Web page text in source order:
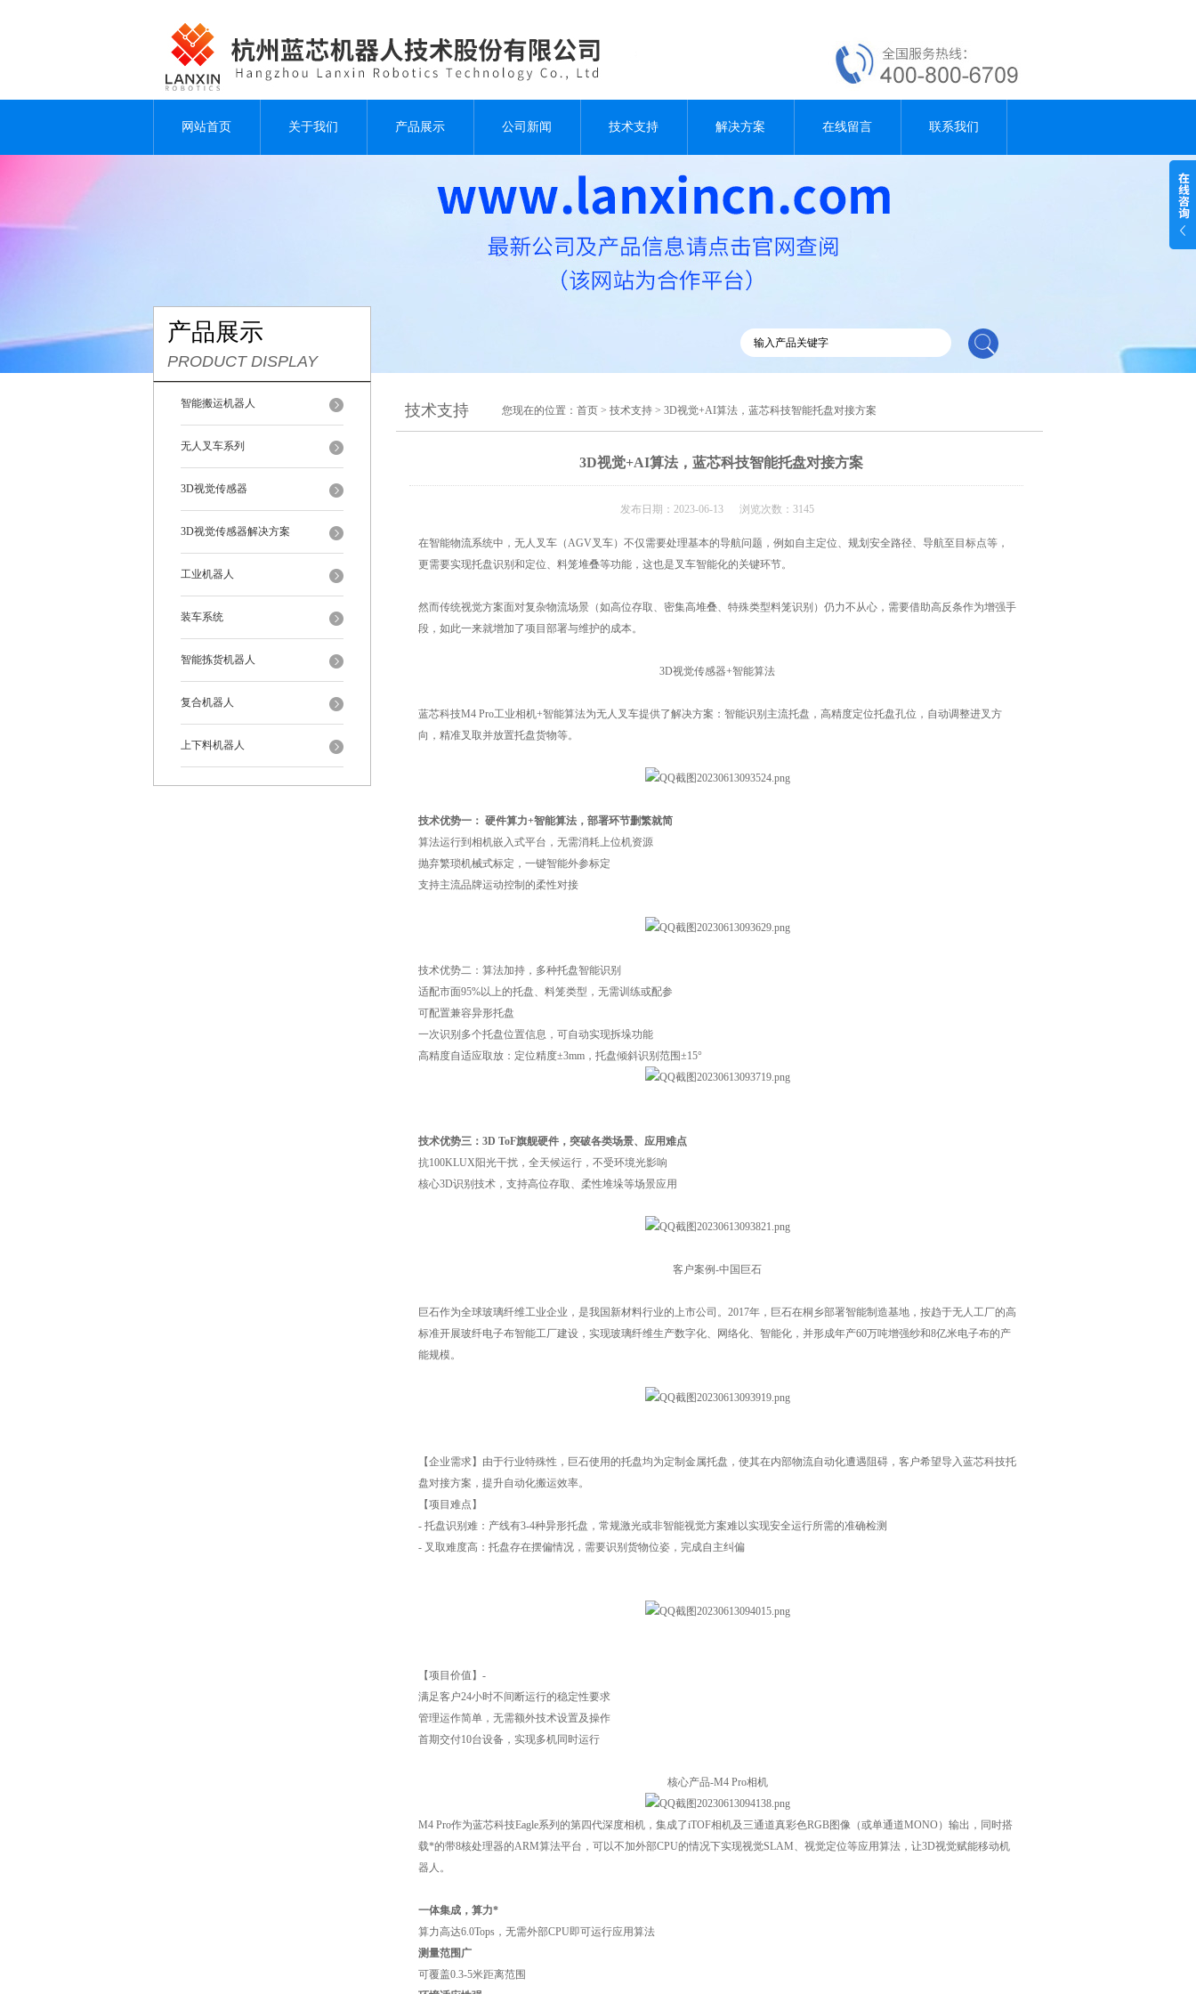
网站首页 关于我们 产品展示 公司新闻 技术支持 解决方案 在线留言 联系我们
产品展示
PRODUCT DISPLAY
智能搬运机器人
无人叉车系列
3D视觉传感器
3D视觉传感器解决方案
工业机器人
装车系统
智能拣货机器人
复合机器人
上下料机器人
技术支持 您现在的位置： 首页 > 技术支持 > 3D视觉+AI算法，蓝芯科技智能托盘对接方案
3D视觉+AI算法，蓝芯科技智能托盘对接方案
发布日期：2023-06-13 浏览次数：3145
在智能物流系统中，无人叉车（AGV叉车）不仅需要处理基本的导航问题，例如自主定位、规划安全路径、导航至目标点等，
更需要实现托盘识别和定位、料笼堆叠等功能，这也是叉车智能化的关键环节。
然而传统视觉方案面对复杂物流场景（如高位存取、密集高堆叠、特殊类型料笼识别）仍力不从心，需要借助高反条作为增强手
段，如此一来就增加了项目部署与维护的成本。
3D视觉传感器+智能算法
蓝芯科技M4 Pro工业相机+智能算法为无人叉车提供了解决方案：智能识别主流托盘，高精度定位托盘孔位，自动调整进叉方
向，精准叉取并放置托盘货物等。
技术优势一： 硬件算力+智能算法，部署环节删繁就简
算法运行到相机嵌入式平台，无需消耗上位机资源
抛弃繁琐机械式标定，一键智能外参标定
支持主流品牌运动控制的柔性对接
技术优势二：算法加持，多种托盘智能识别
适配市面95%以上的托盘、料笼类型，无需训练或配参
可配置兼容异形托盘
一次识别多个托盘位置信息，可自动实现拆垛功能
高精度自适应取放：定位精度±3mm，托盘倾斜识别范围±15°
技术优势三：3D ToF旗舰硬件，突破各类场景、应用难点
抗100KLUX阳光干扰，全天候运行，不受环境光影响
核心3D识别技术，支持高位存取、柔性堆垛等场景应用
客户案例-中国巨石
巨石作为全球玻璃纤维工业企业，是我国新材料行业的上市公司。2017年，巨石在桐乡部署智能制造基地，按趋于无人工厂的高
标准开展玻纤电子布智能工厂建设，实现玻璃纤维生产数字化、网络化、智能化，并形成年产60万吨增强纱和8亿米电子布的产
能规模。
【企业需求】由于行业特殊性，巨石使用的托盘均为定制金属托盘，使其在内部物流自动化遭遇阻碍，客户希望导入蓝芯科技托
盘对接方案，提升自动化搬运效率。
【项目难点】
- 托盘识别难：产线有3-4种异形托盘，常规激光或非智能视觉方案难以实现安全运行所需的准确检测
- 叉取难度高：托盘存在摆偏情况，需要识别货物位姿，完成自主纠偏
【项目价值】-
满足客户24小时不间断运行的稳定性要求
管理运作简单，无需额外技术设置及操作
首期交付10台设备，实现多机同时运行
核心产品-M4 Pro相机
M4 Pro作为蓝芯科技Eagle系列的第四代深度相机，集成了iTOF相机及三通道真彩色RGB图像（或单通道MONO）输出，同时搭
载*的带8核处理器的ARM算法平台，可以不加外部CPU的情况下实现视觉SLAM、视觉定位等应用算法，让3D视觉赋能移动机
器人。
一体集成，算力*
算力高达6.0Tops，无需外部CPU即可运行应用算法
测量范围广
可覆盖0.3-5米距离范围